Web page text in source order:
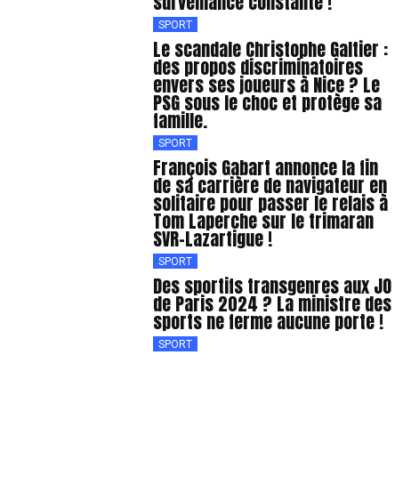
SPORT
Le scandale Christophe Galtier :
des propos discriminatoires
envers ses joueurs à Nice ? Le
PSG sous le choc et protège sa
famille.
SPORT
François Gabart annonce la fin
de sa carrière de navigateur en
solitaire pour passer le relais à
Tom Laperche sur le trimaran
SVR-Lazartigue !
SPORT
Des sportifs transgenres aux JO
de Paris 2024 ? La ministre des
sports ne ferme aucune porte !
SPORT